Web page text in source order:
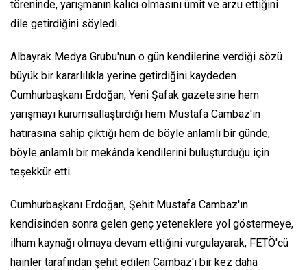
töreninde, yarışmanın kalıcı olmasını ümit ve arzu ettiğini
dile getirdiğini söyledi.
Albayrak Medya Grubu'nun o gün kendilerine verdiği sözü
büyük bir kararlılıkla yerine getirdiğini kaydeden
Cumhurbaşkanı Erdoğan, Yeni Şafak gazetesine hem
yarışmayı kurumsallaştırdığı hem Mustafa Cambaz'ın
hatırasına sahip çıktığı hem de böyle anlamlı bir günde,
böyle anlamlı bir mekânda kendilerini buluşturduğu için
teşekkür etti.
Cumhurbaşkanı Erdoğan, Şehit Mustafa Cambaz'ın
kendisinden sonra gelen genç yeteneklere yol göstermeye,
ilham kaynağı olmaya devam ettiğini vurgulayarak, FETÖ'cü
hainler tarafından şehit edilen Cambaz'ı bir kez daha